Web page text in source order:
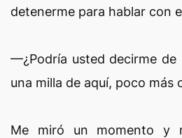
detenerme para hablar con
—¿Podría usted decirme de
una milla de aquí, poco más
Me miró un momento y